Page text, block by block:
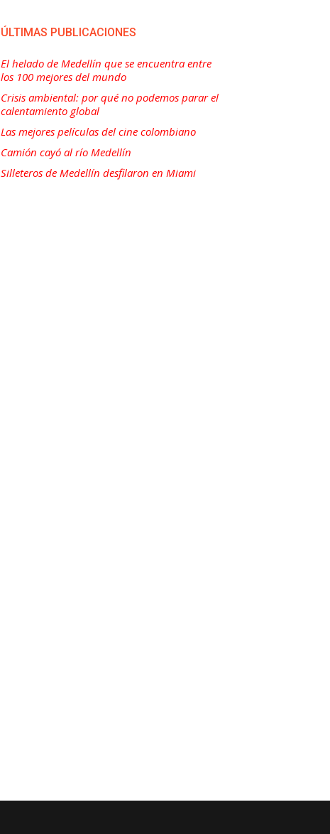
ÚLTIMAS PUBLICACIONES
El helado de Medellín que se encuentra entre
los 100 mejores del mundo
Crisis ambiental: por qué no podemos parar el
calentamiento global
Las mejores películas del cine colombiano
Camión cayó al río Medellín
Silleteros de Medellín desfilaron en Miami